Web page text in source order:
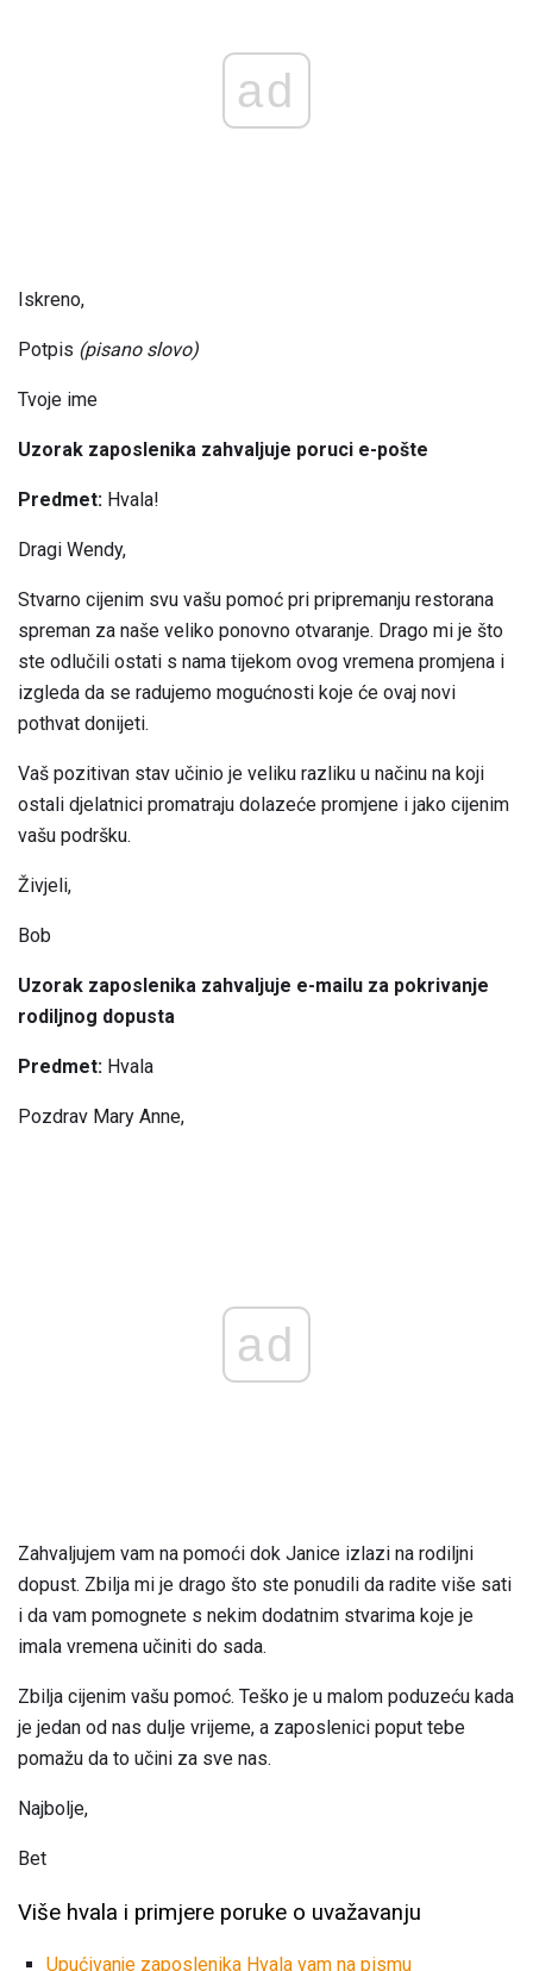
ad
Iskreno,
Potpis (pisano slovo)
Tvoje ime
Uzorak zaposlenika zahvaljuje poruci e-pošte
Predmet: Hvala!
Dragi Wendy,
Stvarno cijenim svu vašu pomoć pri pripremanju restorana
spreman za naše veliko ponovno otvaranje. Drago mi je što
ste odlučili ostati s nama tijekom ovog vremena promjena i
izgleda da se radujemo mogućnosti koje će ovaj novi
pothvat donijeti.
Vaš pozitivan stav učinio je veliku razliku u načinu na koji
ostali djelatnici promatraju dolazeće promjene i jako cijenim
vašu podršku.
Živjeli,
Bob
Uzorak zaposlenika zahvaljuje e-mailu za pokrivanje
rodiljnog dopusta
Predmet: Hvala
Pozdrav Mary Anne,
ad
Zahvaljujem vam na pomoći dok Janice izlazi na rodiljni
dopust. Zbilja mi je drago što ste ponudili da radite više sati
i da vam pomognete s nekim dodatnim stvarima koje je
imala vremena učiniti do sada.
Zbilja cijenim vašu pomoć. Teško je u malom poduzeću kada
je jedan od nas dulje vrijeme, a zaposlenici poput tebe
pomažu da to učini za sve nas.
Najbolje,
Bet
Više hvala i primjere poruke o uvažavanju
Upućivanje zaposlenika Hvala vam na pismu